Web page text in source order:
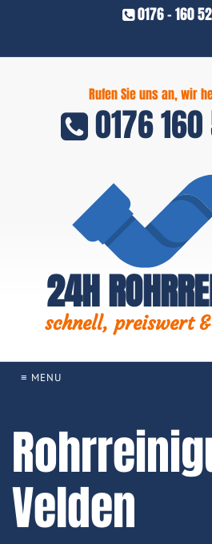
0176 - 160
Rufen Sie uns an, wir
0176
24H
schnell, preiswert
≡ MENU
Velden